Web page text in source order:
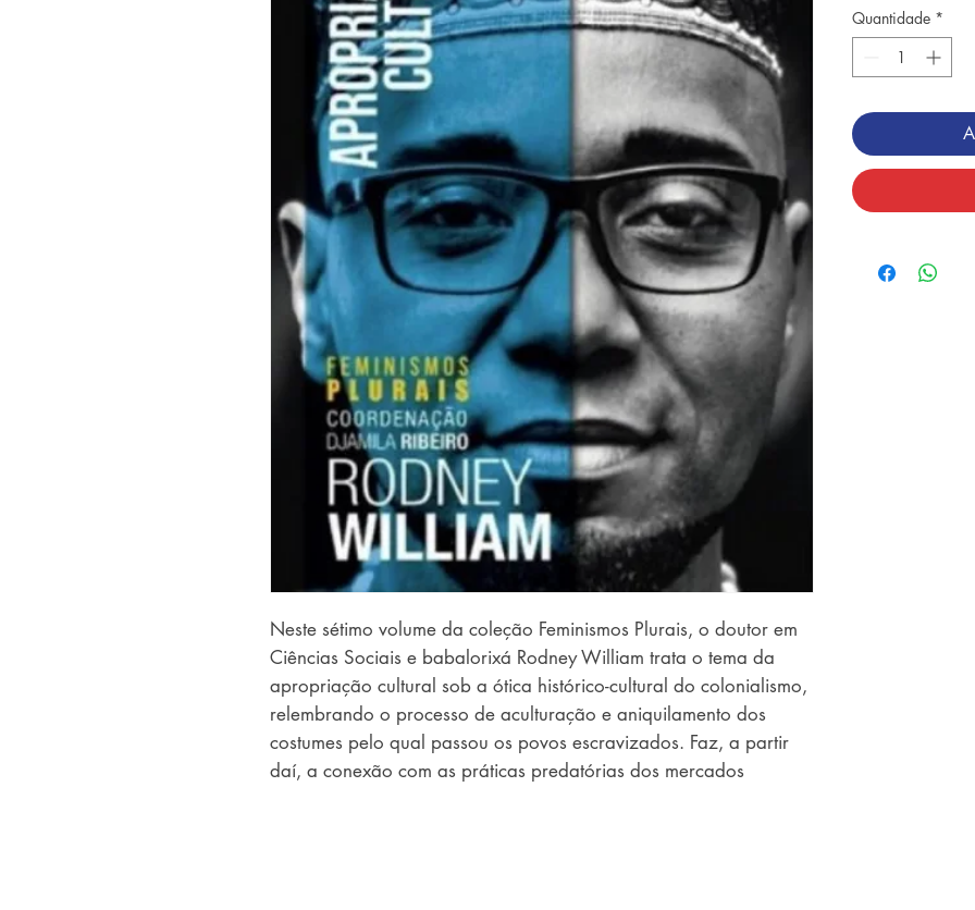
Neste sétimo volume da coleção Feminismos Plurais, o doutor em
Ciências Sociais e babalorixá Rodney William trata o tema da
apropriação cultural sob a ótica histórico-cultural do colonialismo,
relembrando o processo de aculturação e aniquilamento dos
costumes pelo qual passou os povos escravizados. Faz, a partir
daí, a conexão com as práticas predatórias dos mercados
Quantidade *